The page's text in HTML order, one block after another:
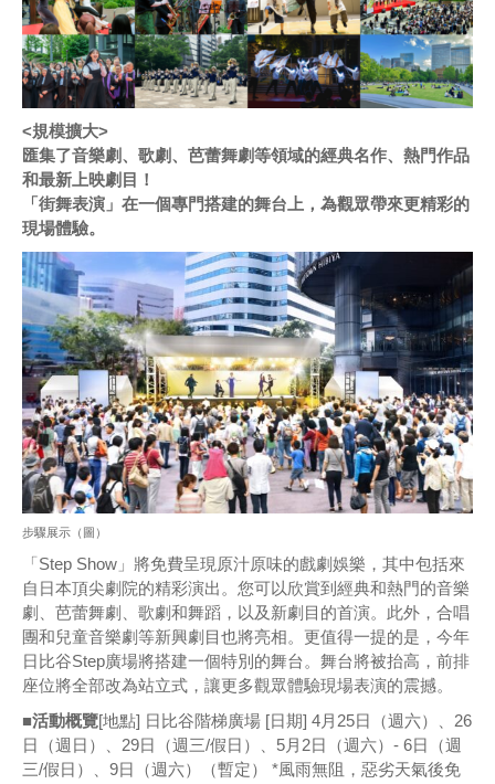
<規模擴大>
匯集了音樂劇、歌劇、芭蕾舞劇等領域的經典名作、熱門作品
和最新上映劇目！
「街舞表演」在一個專門搭建的舞台上，為觀眾帶來更精彩的
現場體驗。
步驟展示（圖）
「Step Show」將免費呈現原汁原味的戲劇娛樂，其中包括來
自日本頂尖劇院的精彩演出。您可以欣賞到經典和熱門的音樂
劇、芭蕾舞劇、歌劇和舞蹈，以及新劇目的首演。此外，合唱
團和兒童音樂劇等新興劇目也將亮相。更值得一提的是，今年
日比谷Step廣場將搭建一個特別的舞台。舞台將被抬高，前排
座位將全部改為站立式，讓更多觀眾體驗現場表演的震撼。
■活動概覽[地點] 日比谷階梯廣場 [日期] 4月25日（週六）、26
日（週日）、29日（週三/假日）、5月2日（週六）- 6日（週
三/假日）、9日（週六）（暫定） *風雨無阻，惡劣天氣後免